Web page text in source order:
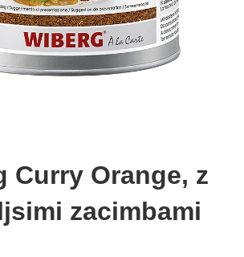
Curry Orange, z
zacimbami